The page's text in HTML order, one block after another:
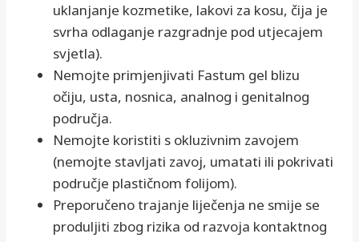
uklanjanje kozmetike, lakovi za kosu, čija je
svrha odlaganje razgradnje pod utjecajem
svjetla).
Nemojte primjenjivati Fastum gel blizu
očiju, usta, nosnica, analnog i genitalnog
područja.
Nemojte koristiti s okluzivnim zavojem
(nemojte stavljati zavoj, umatati ili pokrivati
područje plastičnom folijom).
Preporučeno trajanje liječenja ne smije se
produljiti zbog rizika od razvoja kontaktnog